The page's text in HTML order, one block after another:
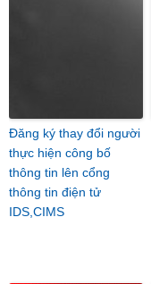
Đăng ký thay đổi người
thực hiện công bố
thông tin lên cổng
thông tin điện tử
IDS,CIMS